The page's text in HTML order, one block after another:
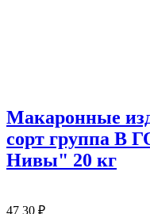
Макаронные
сорт группа В
Нивы" 20 кг
47 30 ₽